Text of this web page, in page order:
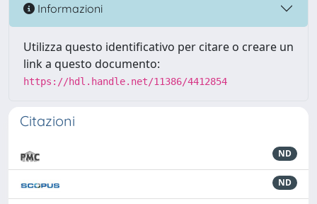
Informazioni
Utilizza questo identificativo per citare o creare un
link a questo documento:
https://hdl.handle.net/11386/4412854
Citazioni
ND
ND